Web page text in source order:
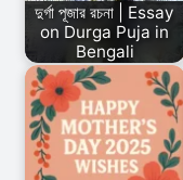
দুর্গা পূজার রচনা | Essay
on Durga Puja in
Bengali